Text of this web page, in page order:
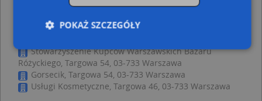
Sprzedaż - inne punkty w pobliżu
Synagoga, Targowa*637 50/52, 03-733 Warszawa
Stowarzyszenie Kupców Warszawskich Bazaru
Różyckiego, Targowa 54, 03-733 Warszawa
Gorsecik, Targowa 54, 03-733 Warszawa
Usługi Kosmetyczne, Targowa 46, 03-733 Warszawa
POKAŻ SZCZEGÓŁY
Niezbędne Wydajność
Targetowanie
Funkcjonalność
Niesklasyfikowane